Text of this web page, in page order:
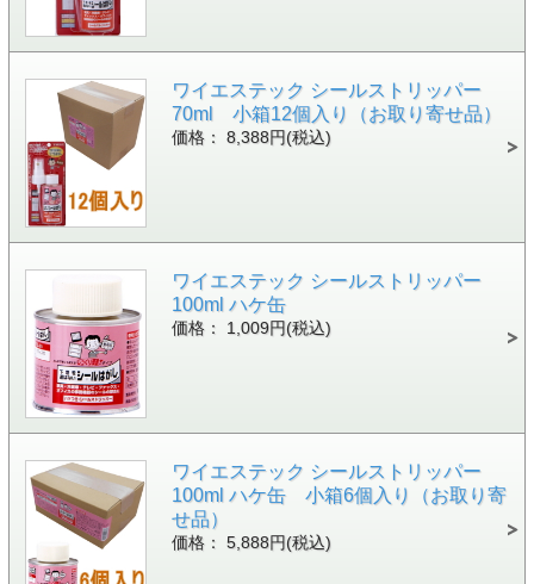
ワイエステック シールストリッパー
70ml 小箱12個入り（お取り寄せ品）
価格： 8,388円(税込)
ワイエステック シールストリッパー
100ml ハケ缶
価格： 1,009円(税込)
ワイエステック シールストリッパー
100ml ハケ缶 小箱6個入り（お取り寄
せ品）
価格： 5,888円(税込)